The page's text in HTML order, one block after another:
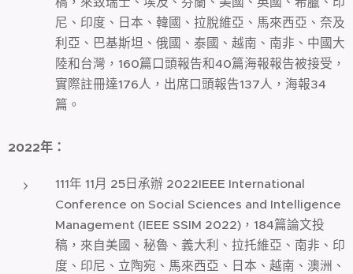
尼、印度、日本、韓國、拉脫維亞、馬來西亞、奈及
利亞、巴基斯坦、俄國、泰國、越南、南非、中國大
陸和台灣，160篇口頭報告和40篇海報報告被接受，
實際註冊達176人，出席口頭報告137人，海報34
篇。
2022年：
111年 11月 25日承辦 2022IEEE International
Conference on Social Sciences and Intelligence
Management (IEEE SSIM 2022)，184篇論文投
稿，來自美國、秘魯、義大利、拉托維亞、南非、印
度、印尼、立陶宛、馬來西亞、日本、越南、澳洲、